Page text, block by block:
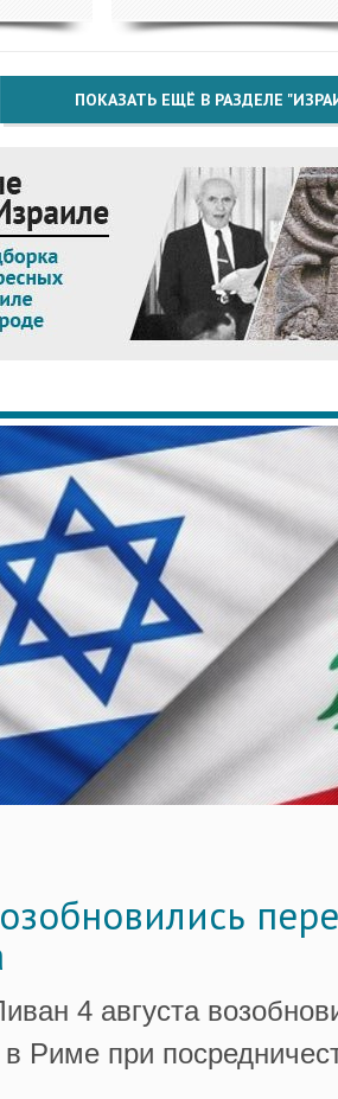
ПОКАЗАТЬ ЕЩЁ В РАЗДЕЛЕ
4 августа
в Риме при